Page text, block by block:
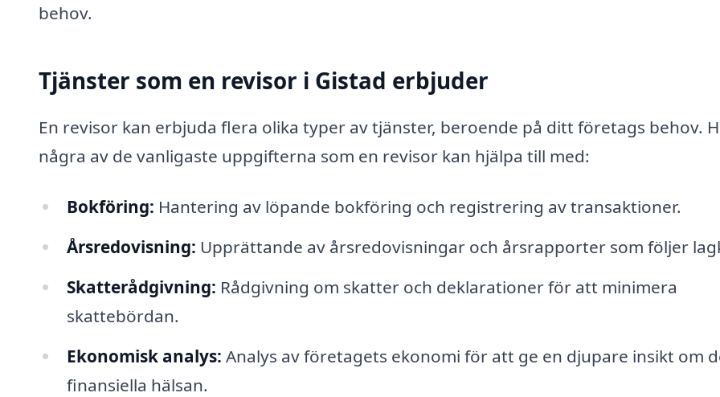
behov.
Tjänster som en revisor i Gistad erbjuder
En revisor kan erbjuda flera olika typer av tjänster, beroende på ditt företags behov.
några av de vanligaste uppgifterna som en revisor kan hjälpa till med:
Bokföring: Hantering av löpande bokföring och registrering av transaktioner.
Årsredovisning: Upprättande av årsredovisningar och årsrapporter som följer
Skatterådgivning: Rådgivning om skatter och deklarationer för att minimera
skattebördan.
Ekonomisk analys: Analys av företagets ekonomi för att ge en djupare insikt om
finansiella hälsan.